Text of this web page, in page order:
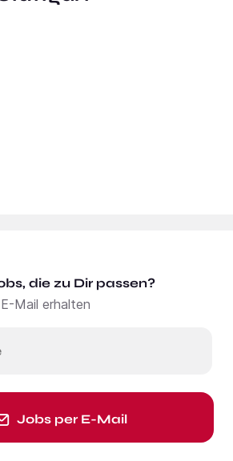
die zu Dir passen?
Mail erhalten
Jobs per E-Mail